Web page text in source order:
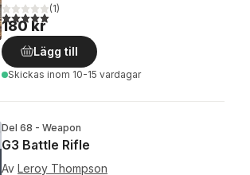
5,0utav 5 stjärnor. Totalt antal röster:
(1)
180 kr
Lägg till
Skickas inom 10-15 vardagar
Del 68 - Weapon
G3 Battle Rifle
Av Leroy Thompson